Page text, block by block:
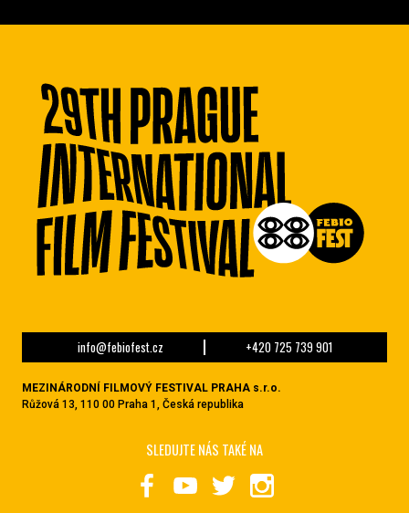
info@febiofest.cz +420 725 739 901
MEZINÁRODNÍ FILMOVÝ FESTIVAL PRAHA s.r.o.
Růžová 13, 110 00 Praha 1, Česká republika
SLEDUJTE NÁS TAKÉ NA